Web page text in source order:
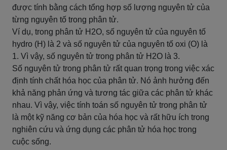
được tính bằng cách tổng hợp số lượng nguyên tử của
từng nguyên tố trong phân tử.
Ví dụ, trong phân tử H2O, số nguyên tử của nguyên tố
hydro (H) là 2 và số nguyên tử của nguyên tố oxi (O) là
1. Vì vậy, số nguyên tử trong phân tử H2O là 3.
Số nguyên tử trong phân tử rất quan trọng trong việc xác
định tính chất hóa học của phân tử. Nó ảnh hưởng đến
khả năng phản ứng và tương tác giữa các phân tử khác
nhau. Vì vậy, việc tính toán số nguyên tử trong phân tử
là một kỹ năng cơ bản của hóa học và rất hữu ích trong
nghiên cứu và ứng dụng các phân tử hóa học trong
cuộc sống.